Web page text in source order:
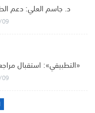
د. جاسم العلي: دعم
«التطبيقي»: استقبال